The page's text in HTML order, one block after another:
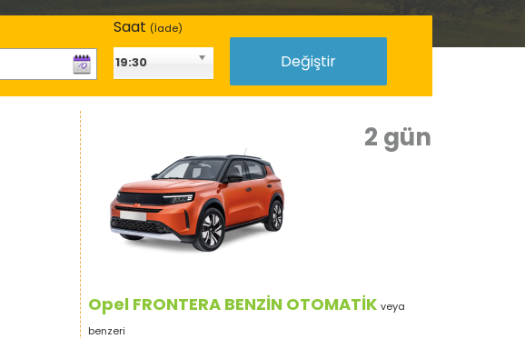
Saat (İade)
19:30 Değiştir
2 gün
Opel FRONTERA BENZİN OTOMATİK veya
benzeri